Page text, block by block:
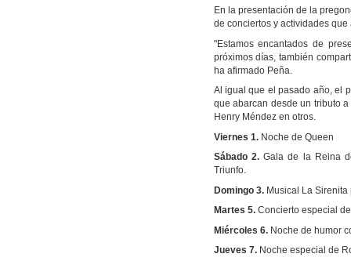
En la presentación de la
de conciertos y actividades
"Estamos encantados de
próximos días, también
ha afirmado Peña.
Al igual que el pasado año, el
que abarcan desde un tributo
Henry Méndez en otros.
Viernes 1. Noche de Queen
Sábado 2. Gala de la Reina
Triunfo.
Domingo 3. Musical La
Martes 5. Concierto especial
Miércoles 6. Noche de humor
Jueves 7. Noche especial de